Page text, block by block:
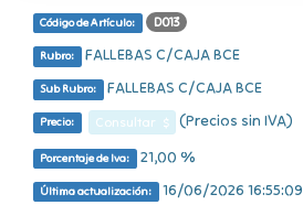
Código de Artículo: D013
Rubro: FALLEBAS C/CAJA BCE
Sub Rubro: FALLEBAS C/CAJA BCE
Precio: Consultar $ (Precios sin IVA)
Porcentaje de Iva: 21,00 %
Última actualización: 16/06/2026 16:55:09